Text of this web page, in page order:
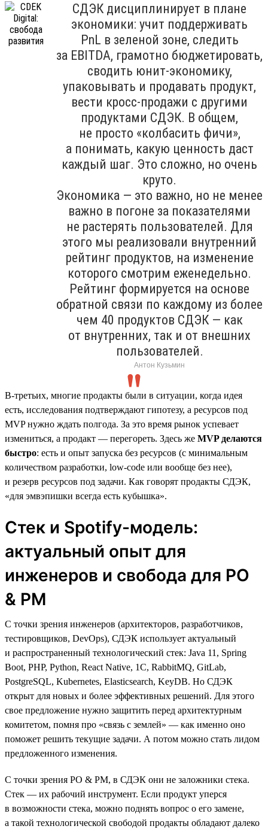
СДЭК дисциплинирует в плане
экономики: учит поддерживать
PnL в зеленой зоне, следить
за EBITDA, грамотно бюджетировать,
сводить юнит-экономику,
упаковывать и продавать продукт,
вести кросс-продажи с другими
продуктами СДЭК. В общем,
не просто «колбасить фичи»,
а понимать, какую ценность даст
каждый шаг. Это сложно, но очень
круто.
Экономика — это важно, но не менее
важно в погоне за показателями
не растерять пользователей. Для
этого мы реализовали внутренний
рейтинг продуктов, на изменение
которого смотрим еженедельно.
Рейтинг формируется на основе
обратной связи по каждому из более
чем 40 продуктов СДЭК — как
от внутренних, так и от внешних
пользователей.
Антон Кузьмин
В-третьих, многие продакты были в ситуации, когда идея
есть, исследования подтверждают гипотезу, а ресурсов под
MVP нужно ждать полгода. За это время рынок успевает
измениться, а продакт — перегореть. Здесь же MVP делаются
быстро: есть и опыт запуска без ресурсов (с минимальным
количеством разработки, low-code или вообще без нее),
и резерв ресурсов под задачи. Как говорят продакты СДЭК,
«для эмвэпишки всегда есть кубышка».
Стек и Spotify-модель:
актуальный опыт для
инженеров и свобода для PO
& PM
С точки зрения инженеров (архитекторов, разработчиков,
тестировщиков, DevOps), СДЭК использует актуальный
и распространенный технологический стек: Java 11, Spring
Boot, PHP, Python, React Native, 1C, RabbitMQ, GitLab,
PostgreSQL, Kubernetes, Elasticsearch, KeyDB. Но СДЭК
открыт для новых и более эффективных решений. Для этого
свое предложение нужно защитить перед архитектурным
комитетом, помня про «связь с землей» — как именно оно
поможет решить текущие задачи. А потом можно стать лидом
предложенного изменения.
С точки зрения PO & PM, в СДЭК они не заложники стека.
Стек — их рабочий инструмент. Если продукт уперся
в возможности стека, можно поднять вопрос о его замене,
а такой технологической свободой продакты обладают далеко